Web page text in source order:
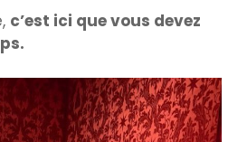
c’est ici que vous devez